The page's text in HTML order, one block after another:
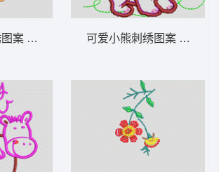
案 蝴蝶_卡通贴布可爱小熊刺绣图案 熊_卡